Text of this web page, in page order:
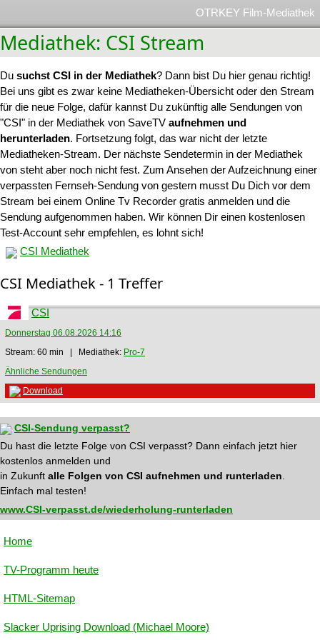
OTRKEY Film-Mediathek
Mediathek: CSI Stream
Du suchst CSI in der Mediathek? Dann bist Du hier genau richtig!
Bei uns gibt es zwar keine Mediatheken-Übersicht oder den Stream
für die neue Folge, dafür kannst Du zukünftig alle Sendungen von
"CSI" in der Mediathek von SaveTV aufnehmen und
herunterladen. Fortsetzung folgt, das war nicht der letzte
Mediatheken-Stream. Der nächste Sendetermin in der Mediathek
von steht aber noch nicht fest. Zum Ansehen der Aufzeichnung einer
verpassten Fernseh-Sendung von gestern musst Du Dich vor dem
Stream bei einem Online Tv Recorder gratis anmelden und die
Sendung aufgenommen haben. Wir können Dir einen kostenlosen
Test-Account sehr empfehlen, es lohnt sich!
CSI Mediathek
CSI Mediathek - 1 Treffer
CSI
Donnerstag 06.08.2026 14:16
Stream: 60 min | Mediathek: Pro-7
Ähnliche Sendungen
Download
CSI-Sendung verpasst?
Du hast die letzte Folge von CSI verpasst? Dann einfach jetzt hier
kostenlos anmelden und
in Zukunft alle Folgen von CSI aufnehmen und runterladen
Einfach mal testen!
www.CSI-verpasst.de/wiederholung-runterladen
Home
TV-Programm heute
HTML-Sitemap
Slacker Uprising Download (Michael Moore)